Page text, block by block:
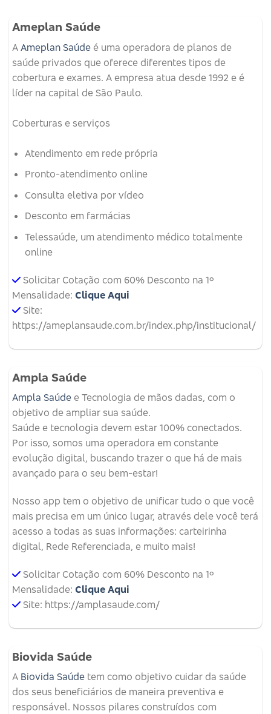
Ameplan Saúde
A Ameplan Saúde é uma operadora de planos de
saúde privados que oferece diferentes tipos de
cobertura e exames. A empresa atua desde 1992 e é
líder na capital de São Paulo.
Coberturas e serviços
Atendimento em rede própria
Pronto-atendimento online
Consulta eletiva por vídeo
Desconto em farmácias
Telessaúde, um atendimento médico totalmente
online
Solicitar Cotação com 60% Desconto na 1º
Mensalidade: Clique Aqui
Site:
https://ameplansaude.com.br/index.php/institucional/
Ampla Saúde
Ampla Saúde e Tecnologia de mãos dadas, com o
objetivo de ampliar sua saúde.
Saúde e tecnologia devem estar 100% conectados.
Por isso, somos uma operadora em constante
evolução digital, buscando trazer o que há de mais
avançado para o seu bem-estar!
Nosso app tem o objetivo de unificar tudo o que você
mais precisa em um único lugar, através dele você terá
acesso a todas as suas informações: carteirinha
digital, Rede Referenciada, e muito mais!
Solicitar Cotação com 60% Desconto na 1º
Mensalidade: Clique Aqui
Site: https://amplasaude.com/
Biovida Saúde
A Biovida Saúde tem como objetivo cuidar da saúde
dos seus beneficiários de maneira preventiva e
responsável. Nossos pilares construídos com